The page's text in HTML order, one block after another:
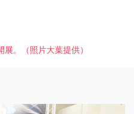
。（照片大葉提供）